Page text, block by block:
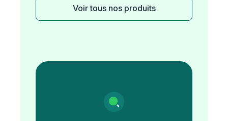
Voir tous nos produits